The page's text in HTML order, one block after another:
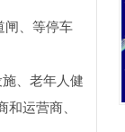
闸、等停车
、老年人健
运营商、